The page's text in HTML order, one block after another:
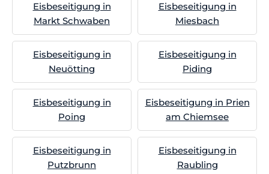
Eisbeseitigung in
Markt Schwaben
Eisbeseitigung in
Miesbach
Eisbeseitigung in
Neuötting
Eisbeseitigung in
Piding
Eisbeseitigung in
Poing
Eisbeseitigung in Prien
am Chiemsee
Eisbeseitigung in
Putzbrunn
Eisbeseitigung in
Raubling